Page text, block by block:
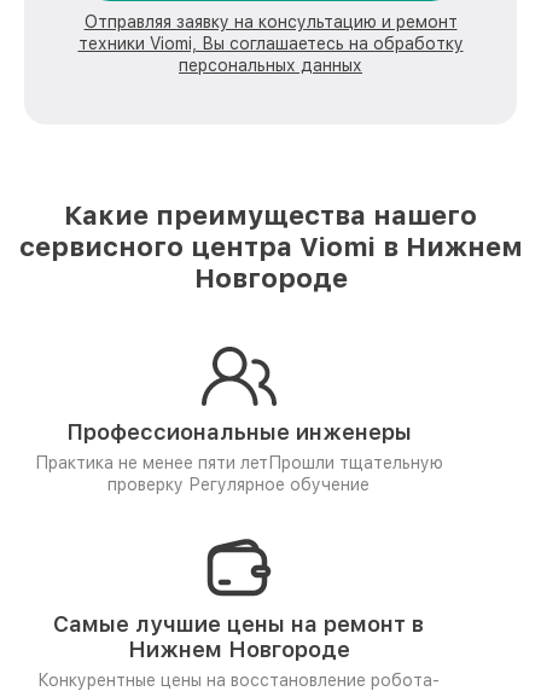
Отправляя заявку на консультацию и ремонт
техники Viomi, Вы соглашаетесь на обработку
персональных данных
Какие преимущества нашего
сервисного центра Viomi в Нижнем
Новгороде
Профессиональные инженеры
Практика не менее пяти лет Прошли тщательную
проверку Регулярное обучение
Самые лучшие цены на ремонт в
Нижнем Новгороде
Конкурентные цены на восстановление робота-